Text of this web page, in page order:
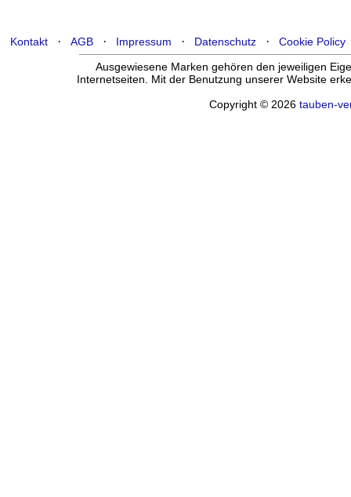
Kontakt· AGB· Impressum · Datenschutz· Cookie Policy
Ausgewiesene Marken gehören den jeweiligen
Internetseiten. Mit der Benutzung unserer Website
Copyright © 2026 tauben-